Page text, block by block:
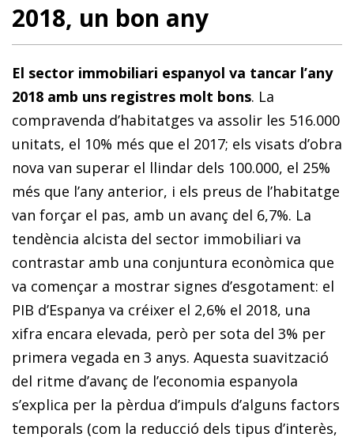
2018, un bon any
El sector immobiliari espanyol va tancar l’any
2018 amb uns registres molt bons. La
compravenda d’habitatges va assolir les 516.000
unitats, el 10% més que el 2017; els visats d’obra
nova van superar el llindar dels 100.000, el 25%
més que l’any anterior, i els preus de l’habitatge
van forçar el pas, amb un avanç del 6,7%. La
tendència alcista del sector immobiliari va
contrastar amb una conjuntura econòmica que
va començar a mostrar signes d’esgotament: el
PIB d’Espanya va créixer el 2,6% el 2018, una
xifra encara elevada, però per sota del 3% per
primera vegada en 3 anys. Aquesta suavització
del ritme d’avanç de l’economia espanyola
s’explica per la pèrdua d’impuls d’alguns factors
temporals (com la reducció dels tipus d’interès,